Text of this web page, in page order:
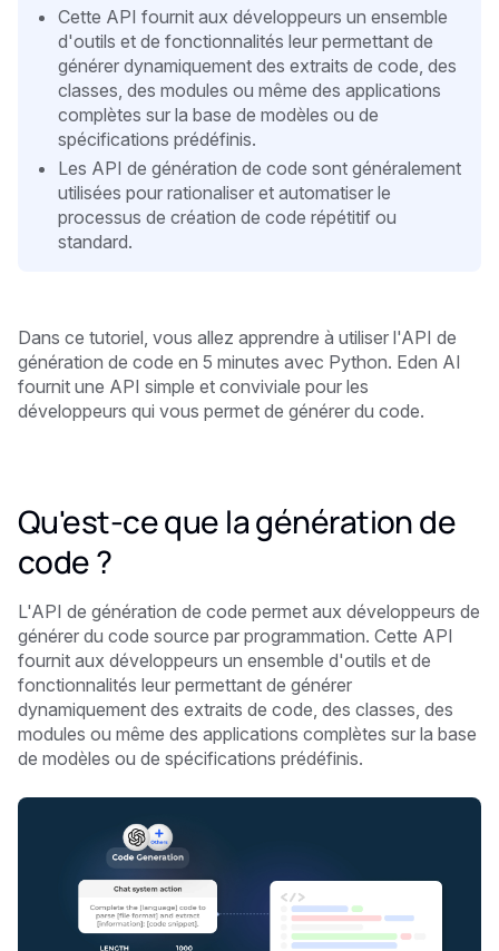
Cette API fournit aux développeurs un ensemble
d'outils et de fonctionnalités leur permettant de
générer dynamiquement des extraits de code, des
classes, des modules ou même des applications
complètes sur la base de modèles ou de
spécifications prédéfinis.
Les API de génération de code sont généralement
utilisées pour rationaliser et automatiser le
processus de création de code répétitif ou
standard.
Dans ce tutoriel, vous allez apprendre à utiliser l'API de
génération de code en 5 minutes avec Python. Eden AI
fournit une API simple et conviviale pour les
développeurs qui vous permet de générer du code.
Qu'est-ce que la génération de
code ?
L'API de génération de code permet aux développeurs de
générer du code source par programmation. Cette API
fournit aux développeurs un ensemble d'outils et de
fonctionnalités leur permettant de générer
dynamiquement des extraits de code, des classes, des
modules ou même des applications complètes sur la base
de modèles ou de spécifications prédéfinis.